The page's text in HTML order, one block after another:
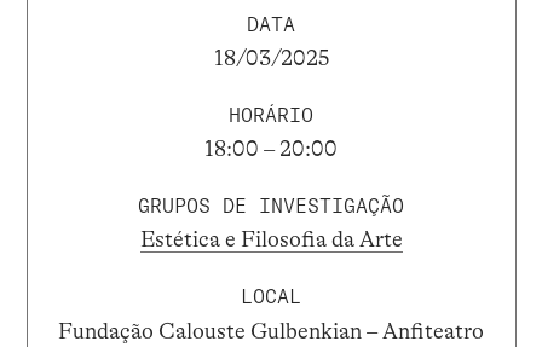
DATA
18/03/2025
HORÁRIO
18:00 – 20:00
GRUPOS DE INVESTIGAÇÃO
Estética e Filosofia da Arte
LOCAL
Fundação Calouste Gulbenkian – Anfiteatro